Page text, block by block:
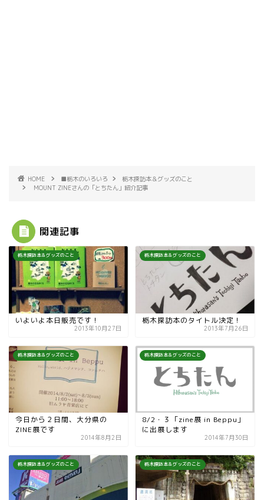
HOME ■栃木のいろいろ
栃木探訪本＆グッズのこと
MOUNT ZINEさんの「とちたん」紹介記事
関連記事
栃木探訪本＆グッズのこと
いよいよ本日販売です！
2013年10月27日
栃木探訪本＆グッズのこと
栃木探訪本のタイトル決定！
2013年7月26日
栃木探訪本＆グッズのこと
今日から２日間、大分県の
ZINE展です
2014年8月2日
栃木探訪本＆グッズのこと
8/2・３「zine展 in Beppu」
に出展します
2014年7月30日
栃木探訪本＆グッズのこと 栃木探訪本＆グッズのこと